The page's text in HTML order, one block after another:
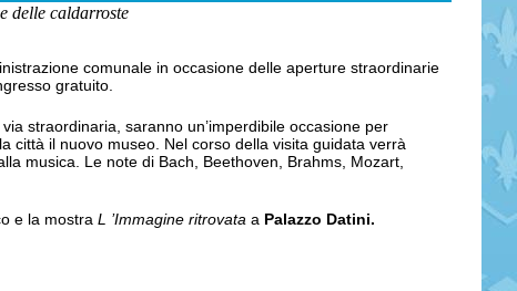
delle caldarroste
comunale in occasione delle aperture straordinarie
gratuito.
straordinaria, saranno un’imperdibile occasione per
città il nuovo museo. Nel corso della visita guidata verrà
musica. Le note di Bach, Beethoven, Brahms, Mozart,
e la mostraL ’Immagine ritrovata a Palazzo Datini.